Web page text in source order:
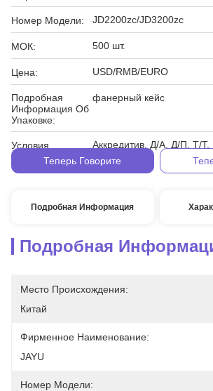
Номер Модели: JD2200zc/JD3200zc
МОК: 500 шт.
Цена: USD/RMB/EURO
Подробная
Информация Об
Упаковке:
фанерный кейс
Условия
Оплаты:
Аккредитив, Д/А, Д/П, Т/Т,
Теперь Говорите
Подробная Информация
Подробная
Место Происхождения:
Китай
Фирменное Наименование:
JAYU
Номер Модели: